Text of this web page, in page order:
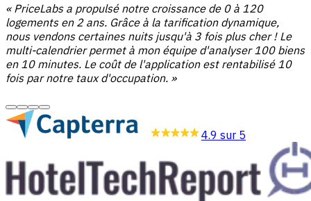
« PriceLabs a propulsé notre croissance de 0 à 120
logements en 2 ans. Grâce à la tarification dynamique,
nous vendons certaines nuits jusqu'à 3 fois plus cher ! Le
multi-calendrier permet à mon équipe d'analyser 100 biens
en 10 minutes. Le coût de l'application est rentabilisé 10
fois par notre taux d'occupation. »
4.9 sur 5